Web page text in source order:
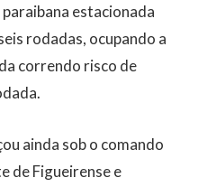
estacionada
rodadas, ocupando a
correndo risco de
ainda sob o comando
de Figueirense e